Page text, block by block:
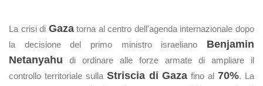
La crisi di Gazatorna al centro dell'agenda internazionale dopo
la decisione del primo ministro israeliano Benjamin
Netanyahu di ordinare alle forze armate di ampliare il
controllo territoriale sulla Striscia di Gaza fino al70%. La